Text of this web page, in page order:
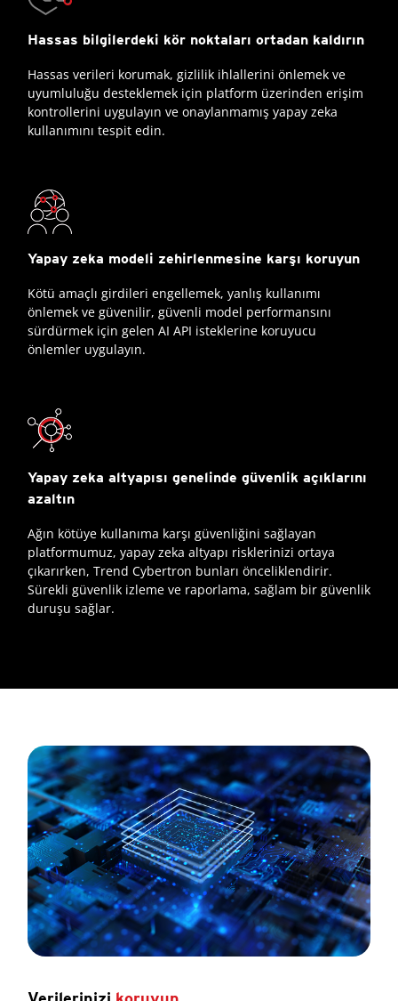
Hassas bilgilerdeki kör noktaları ortadan kaldırın
Hassas verileri korumak, gizlilik ihlallerini önlemek ve
uyumluluğu desteklemek için platform üzerinden erişim
kontrollerini uygulayın ve onaylanmamış yapay zeka
kullanımını tespit edin.
Yapay zeka modeli zehirlenmesine karşı koruyun
Kötü amaçlı girdileri engellemek, yanlış kullanımı
önlemek ve güvenilir, güvenli model performansını
sürdürmek için gelen AI API isteklerine koruyucu
önlemler uygulayın.
Yapay zeka altyapısı genelinde güvenlik açıklarını
azaltın
Ağın kötüye kullanıma karşı güvenliğini sağlayan
platformumuz, yapay zeka altyapı risklerinizi ortaya
çıkarırken, Trend Cybertron bunları önceliklendirir.
Sürekli güvenlik izleme ve raporlama, sağlam bir güvenlik
duruşu sağlar.